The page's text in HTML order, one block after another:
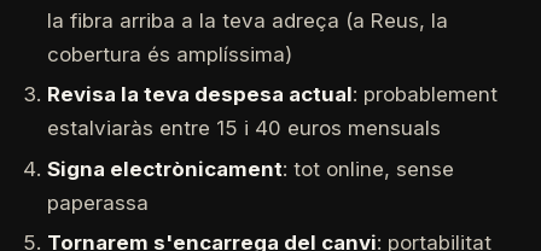
la fibra arriba a la teva adreça (a Reus, la
cobertura és amplíssima)
Revisa la teva despesa actual: probablement
estalviaràs entre 15 i 40 euros mensuals
Signa electrònicament: tot online, sense
paperassa
Tornarem s'encarrega del canvi: portabilitat